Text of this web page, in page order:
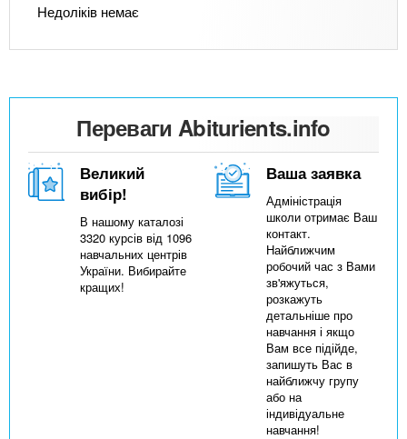
Недоліків немає
Переваги Abiturients.info
Великий
вибір!
В нашому каталозі
3320 курсів від 1096
навчальних центрів
України. Вибирайте
кращих!
Ваша заявка
Адміністрація
школи отримає Ваш
контакт.
Найближчим
робочий час з Вами
зв'яжуться,
розкажуть
детальніше про
навчання і якщо
Вам все підійде,
запишуть Вас в
найближчу групу
або на
індивідуальне
навчання!